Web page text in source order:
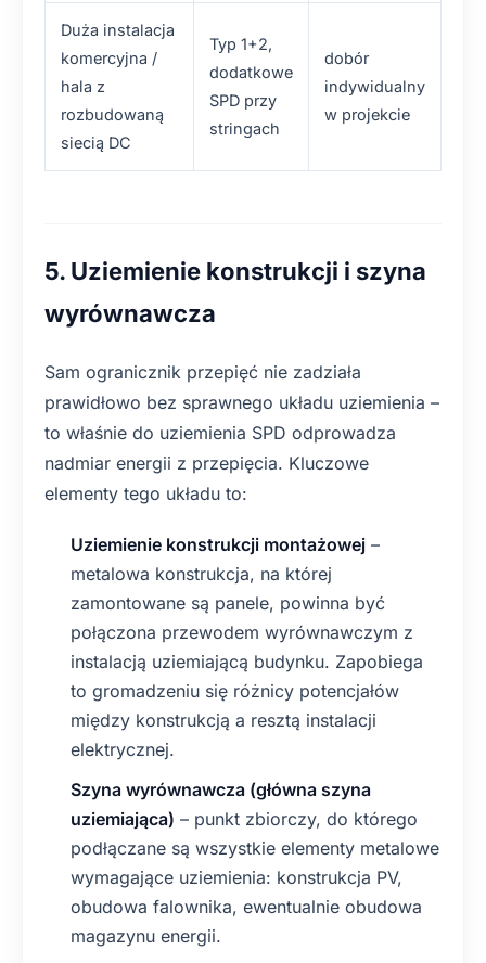
Duża instalacja
komercyjna /
hala z
rozbudowaną
siecią DC
Typ 1+2,
dodatkowe
SPD przy
stringach
dobór
indywidualny
w projekcie
5. Uziemienie konstrukcji i szyna
wyrównawcza
Sam ogranicznik przepięć nie zadziała
prawidłowo bez sprawnego układu uziemienia –
to właśnie do uziemienia SPD odprowadza
nadmiar energii z przepięcia. Kluczowe
elementy tego układu to:
Uziemienie konstrukcji montażowej –
metalowa konstrukcja, na której
zamontowane są panele, powinna być
połączona przewodem wyrównawczym z
instalacją uziemiającą budynku. Zapobiega
to gromadzeniu się różnicy potencjałów
między konstrukcją a resztą instalacji
elektrycznej.
Szyna wyrównawcza (główna szyna
uziemiająca) – punkt zbiorczy, do którego
podłączane są wszystkie elementy metalowe
wymagające uziemienia: konstrukcja PV,
obudowa falownika, ewentualnie obudowa
magazynu energii.